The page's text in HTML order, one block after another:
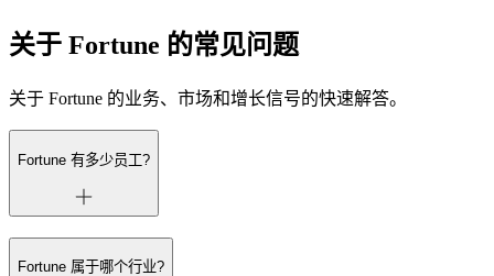
关于 Fortune 的常见问题
关于 Fortune 的业务、市场和增长信号的快速解答。
Fortune 有多少员工?
Fortune 属于哪个行业?